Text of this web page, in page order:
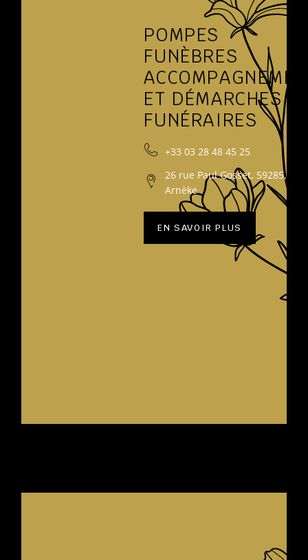
POMPES
FUNÈBRES
ET DÉMARCHES
FUNÉRAIRES
+33 03 28 48 45 25
26 rue Paul Gosset, 59285,
Arnèke
EN SAVOIR PLUS